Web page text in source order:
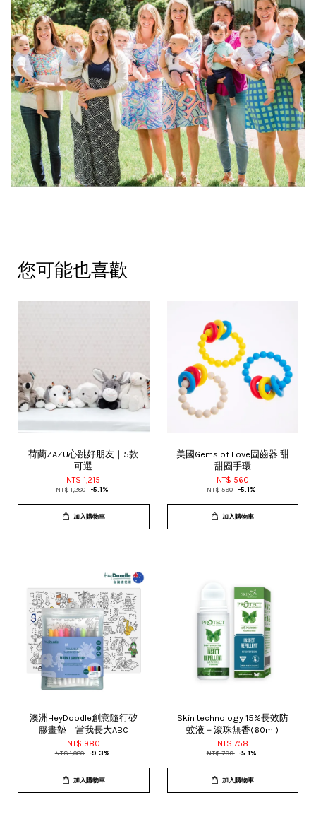
您可能也喜歡
荷蘭ZAZU心跳好朋友｜5款
可選
NT$ 1,215
NT$ 1,280 -5.1%
加入購物車
美國Gems of Love固齒器|甜
甜圈手環
NT$ 560
NT$ 590 -5.1%
加入購物車
澳洲HeyDoodle創意隨行矽
膠畫墊｜當我長大ABC
NT$ 980
NT$ 1,080 -9.3%
加入購物車
Skin technology 15%長效防
蚊液－滾珠無香(60ml)
NT$ 758
NT$ 799 -5.1%
加入購物車